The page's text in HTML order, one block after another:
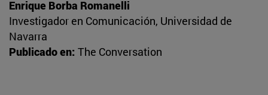
Enrique Borba Romanelli
Investigador en Comunicación, Universidad de
Navarra
Publicado en: The Conversation